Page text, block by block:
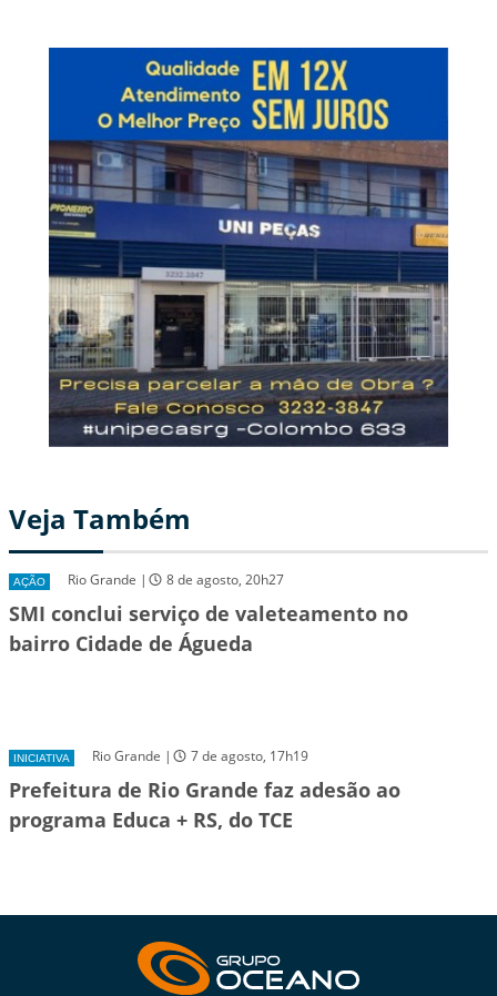
Veja Também
AÇÃO Rio Grande | 8 de agosto, 20h27
SMI conclui serviço de valeteamento no
bairro Cidade de Águeda
INICIATIVA Rio Grande | 7 de agosto, 17h19
Prefeitura de Rio Grande faz adesão ao
programa Educa + RS, do TCE